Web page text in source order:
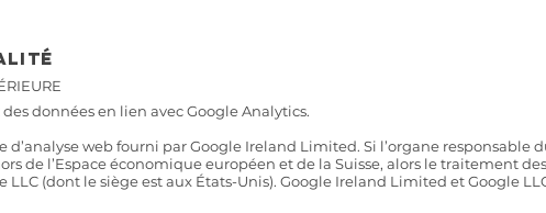
données en lien avec Google Analytics.
d’analyse web fourni par Google Ireland Limited. Si l’organe responsable
de l’Espace économique européen et de la Suisse, alors le traitement
LLC (dont le siège est aux États-Unis). Google Ireland Limited et Google